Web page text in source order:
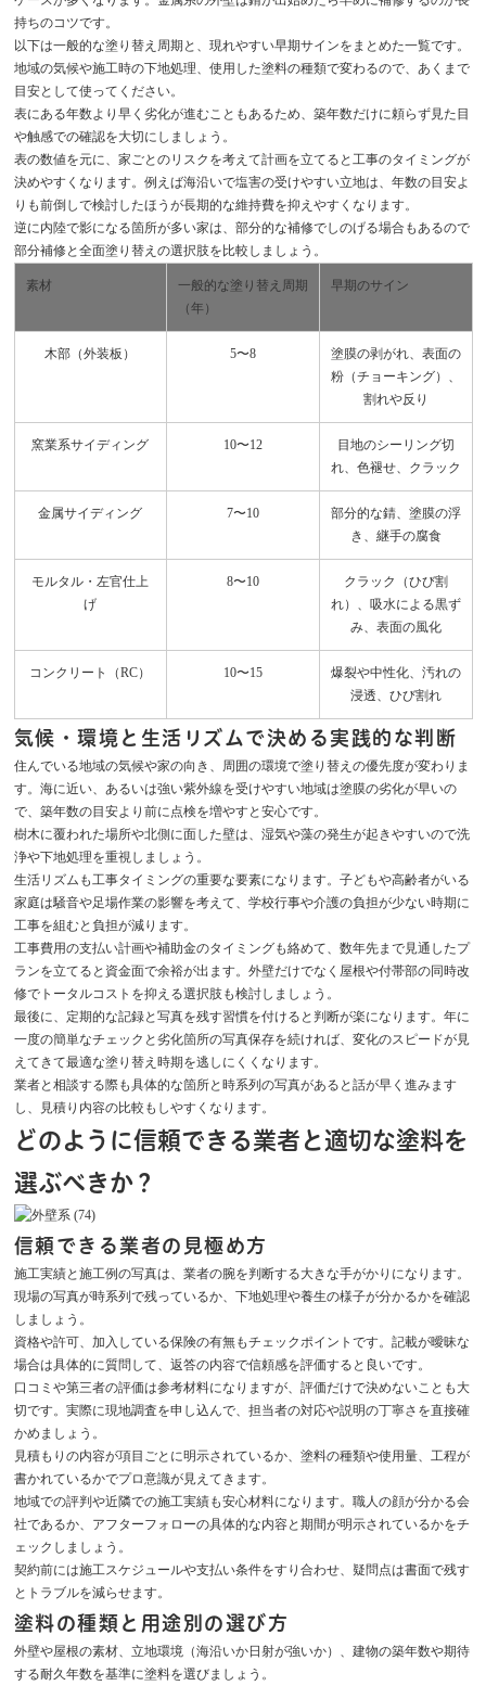
持ちのコツです。
以下は一般的な塗り替え周期と、現れやすい早期サインをまとめた一覧です。
地域の気候や施工時の下地処理、使用した塗料の種類で変わるので、あくまで
目安として使ってください。
表にある年数より早く劣化が進むこともあるため、築年数だけに頼らず見た目
や触感での確認を大切にしましょう。
表の数値を元に、家ごとのリスクを考えて計画を立てると工事のタイミングが
決めやすくなります。例えば海沿いで塩害の受けやすい立地は、年数の目安よ
りも前倒しで検討したほうが長期的な維持費を抑えやすくなります。
逆に内陸で影になる箇所が多い家は、部分的な補修でしのげる場合もあるので
部分補修と全面塗り替えの選択肢を比較しましょう。
素材
一般的な塗り替え周期
（年）
早期のサイン
木部（外装板） 5〜8
塗膜の剥がれ、表面の
粉（チョーキング）、
割れや反り
窯業系サイディング 10〜12
目地のシーリング切
れ、色褪せ、クラック
金属サイディング 7〜10
部分的な錆、塗膜の浮
き、継手の腐食
モルタル・左官仕上
げ
8〜10
クラック（ひび割
れ）、吸水による黒ず
み、表面の風化
コンクリート（RC） 10〜15
爆裂や中性化、汚れの
浸透、ひび割れ
気候・環境と生活リズムで決める実践的な判断
住んでいる地域の気候や家の向き、周囲の環境で塗り替えの優先度が変わりま
す。海に近い、あるいは強い紫外線を受けやすい地域は塗膜の劣化が早いの
で、築年数の目安より前に点検を増やすと安心です。
樹木に覆われた場所や北側に面した壁は、湿気や藻の発生が起きやすいので洗
浄や下地処理を重視しましょう。
生活リズムも工事タイミングの重要な要素になります。子どもや高齢者がいる
家庭は騒音や足場作業の影響を考えて、学校行事や介護の負担が少ない時期に
工事を組むと負担が減ります。
工事費用の支払い計画や補助金のタイミングも絡めて、数年先まで見通したプ
ランを立てると資金面で余裕が出ます。外壁だけでなく屋根や付帯部の同時改
修でトータルコストを抑える選択肢も検討しましょう。
最後に、定期的な記録と写真を残す習慣を付けると判断が楽になります。年に
一度の簡単なチェックと劣化箇所の写真保存を続ければ、変化のスピードが見
えてきて最適な塗り替え時期を逃しにくくなります。
業者と相談する際も具体的な箇所と時系列の写真があると話が早く進みます
し、見積り内容の比較もしやすくなります。
どのように信頼できる業者と適切な塗料を
選ぶべきか？
信頼できる業者の見極め方
施工実績と施工例の写真は、業者の腕を判断する大きな手がかりになります。
現場の写真が時系列で残っているか、下地処理や養生の様子が分かるかを確認
しましょう。
資格や許可、加入している保険の有無もチェックポイントです。記載が曖昧な
場合は具体的に質問して、返答の内容で信頼感を評価すると良いです。
口コミや第三者の評価は参考材料になりますが、評価だけで決めないことも大
切です。実際に現地調査を申し込んで、担当者の対応や説明の丁寧さを直接確
かめましょう。
見積もりの内容が項目ごとに明示されているか、塗料の種類や使用量、工程が
書かれているかでプロ意識が見えてきます。
地域での評判や近隣での施工実績も安心材料になります。職人の顔が分かる会
社であるか、アフターフォローの具体的な内容と期間が明示されているかをチ
ェックしましょう。
契約前には施工スケジュールや支払い条件をすり合わせ、疑問点は書面で残す
とトラブルを減らせます。
塗料の種類と用途別の選び方
外壁や屋根の素材、立地環境（海沿いか日射が強いか）、建物の築年数や期待
する耐久年数を基準に塗料を選びましょう。